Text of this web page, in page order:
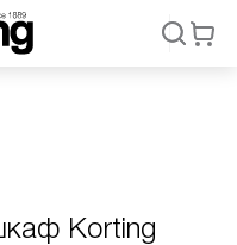
Korting